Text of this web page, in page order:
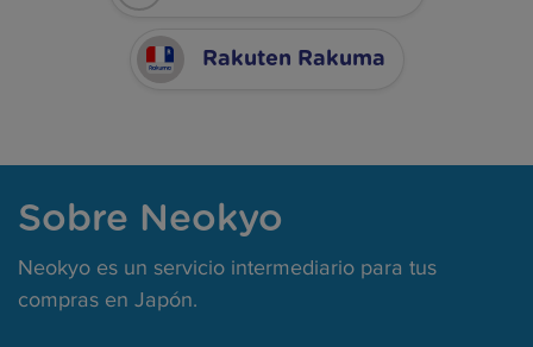
Rakuten Rakuma
Sobre Neokyo
Neokyo es un servicio intermediario para tus
compras en Japón.